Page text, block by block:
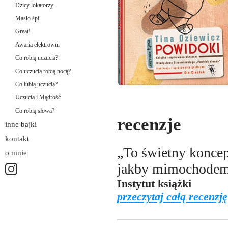
Dzicy lokatorzy
Masło śpi
Great!
Awaria elektrowni
Co robią uczucia?
Co uczucia robią nocą?
Co lubią uczucia?
Uczucia i Mądrość
Co robią słowa?
inne bajki
kontakt
o mnie
recenzje
„To świetny
jakby
Instytut książki
przeczytaj całą recenzję